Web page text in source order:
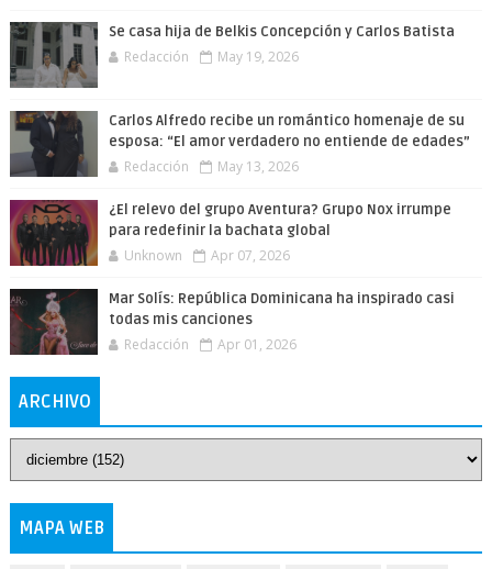
Se casa hija de Belkis Concepción y Carlos Batista
Redacción May 19, 2026
Carlos Alfredo recibe un romántico homenaje de su
esposa: “El amor verdadero no entiende de edades”
Redacción May 13, 2026
¿El relevo del grupo Aventura? Grupo Nox irrumpe
para redefinir la bachata global
Unknown Apr 07, 2026
Mar Solís: República Dominicana ha inspirado casi
todas mis canciones
Redacción Apr 01, 2026
ARCHIVO
MAPA WEB